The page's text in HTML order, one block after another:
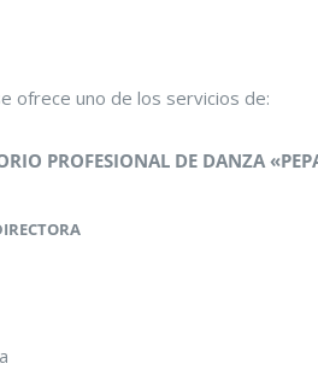
ofrece uno de los servicios de:
PROFESIONAL DE DANZA